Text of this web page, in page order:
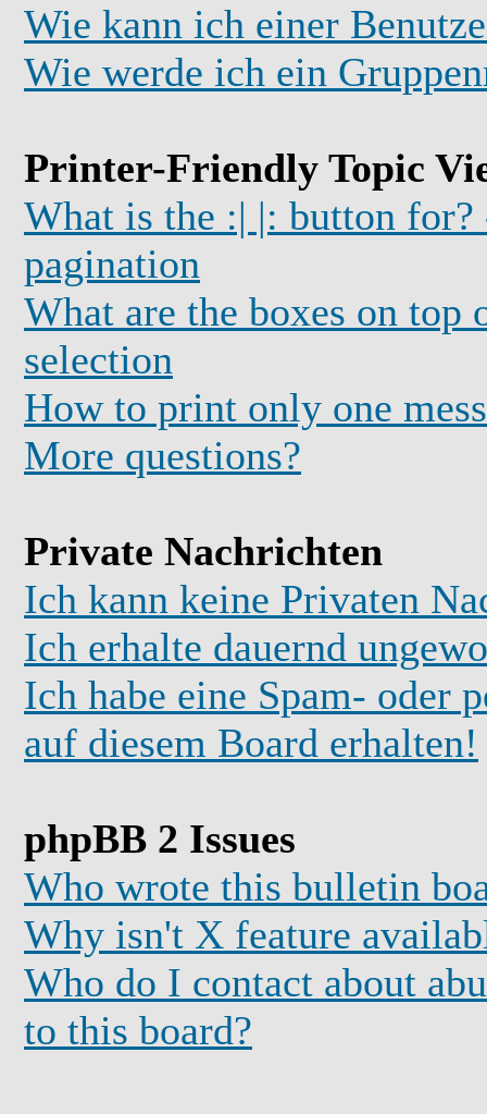
Wie kann ich einer
Wie werde ich ein
Printer-Friendly Topic
What is the :| |: button
pagination
What are the boxes on top
selection
How to print only one
More questions?
Private Nachrichten
Ich kann keine Privaten
Ich erhalte dauernd
Ich habe eine Spam- oder
auf diesem Board erhalten!
phpBB 2 Issues
Who wrote this bulletin
Why isn't X feature
Who do I contact about
to this board?